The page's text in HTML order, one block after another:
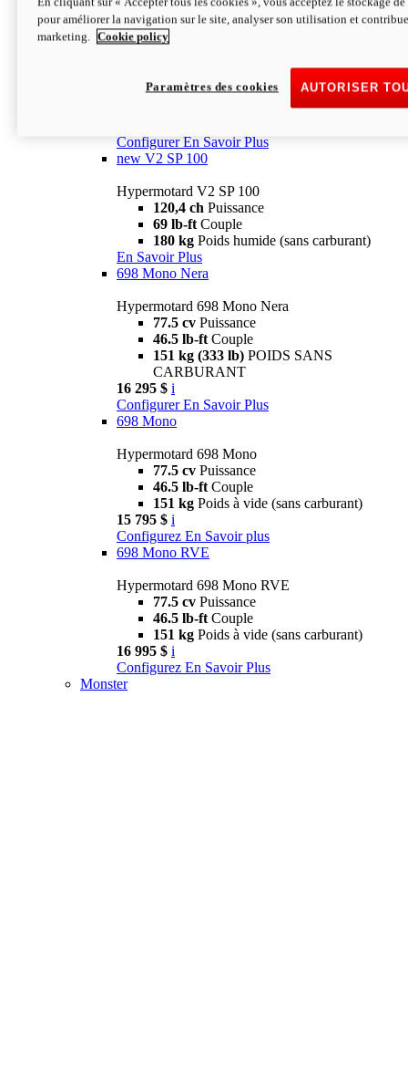
Configurer En Savoir Plus
newV2 SP
69 lb-ftCouple
Poids humide (sans carburant)
Configurer En Savoir Plus
new V2 SP 100
Hypermotard V2 SP 100
120,4 ch Puissance
69 lb-ft Couple
180 kg Poids humide (sans carburant)
En Savoir Plus
698 Mono Nera
Hypermotard 698 Mono Nera
77.5 cv Puissance
46.5 lb-ft Couple
151 kg (333 lb) POIDS SANS
CARBURANT
16 295 $ i
Configurer En Savoir Plus
698 Mono
Hypermotard 698 Mono
77.5 cv Puissance
46.5 lb-ft Couple
151 kg Poids à vide (sans carburant)
15 795 $ i
Configurez En Savoir plus
698 Mono RVE
Hypermotard 698 Mono RVE
77.5 cv Puissance
46.5 lb-ft Couple
151 kg Poids à vide (sans carburant)
16 995 $ i
Configurez En Savoir Plus
Monster
pour améliorer la navigation sur le site, analyser son utilisation et
marketing.
Cookie policy
AUTORISER
Paramètres des cookies